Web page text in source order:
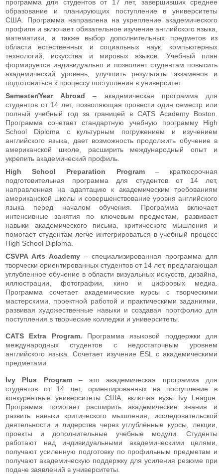
программа для студентов от 17 лет, завершивших среднее
образование и планирующих поступление в университеты
США. Программа направлена на укрепление академического
профиля и включает обязательное изучение английского языка,
математики, а также выбор дополнительных предметов из
области естественных и социальных наук, компьютерных
технологий, искусства и мировых языков. Учебный план
формируется индивидуально и позволяет студентам повысить
академический уровень, улучшить результаты экзаменов и
подготовиться к процессу поступления в университет.
Semester/Year Abroad– академическая программа для
студентов от 14 лет, позволяющая провести один семестр или
полный учебный год за границей в CATS Academy Boston.
Программа сочетает стандартную учебную программу High
School Diploma с культурным погружением и изучением
английского языка, дает возможность продолжить обучение в
американской школе, расширить международный опыт и
укрепить академический профиль.
High School Preparation Program – краткосрочная
подготовительная программа для студентов от 14 лет,
направленная на адаптацию к академическим требованиям
американской школы и совершенствование уровня английского
языка перед началом обучения. Программа включает
интенсивные занятия по ключевым предметам, развивает
навыки академического письма, критического мышления и
помогает студентам легче интегрироваться в учебный процесс
High School Diploma.
CSVPA Arts Academy– специализированная программа для
творчески ориентированных студентов от 14 лет, предлагающая
углубленное обучение в области визуальных искусств, дизайна,
иллюстрации, фотографии, кино и цифровых медиа.
Программа сочетает академические курсы с творческими
мастерскими, проектной работой и практическими заданиями,
развивая художественные навыки и создавая портфолио для
поступления в творческие колледжи и университеты.
CATS Extra Program. Программа языковой поддержки для
международных студентов с недостаточным уровнем
английского языка. Сочетает изучение ESL с академическими
предметами.
Ivy Plus Program – это академическая программа для
студентов от 14 лет, ориентированных на поступление в
конкурентные университеты США, включая вузы Ivy League.
Программа помогает расширить академические знания и
развить навыки критического мышления, исследовательской
деятельности и лидерства через углублённые курсы, лекции,
проекты и дополнительные учебные модули. Студенты
работают над индивидуальными академическими целями,
получают усиленную подготовку по профильным предметам и
получают академическую поддержку для усиления резюме при
подаче заявлений в университеты.